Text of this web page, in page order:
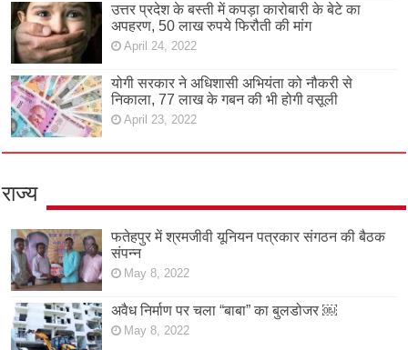
उत्तर प्रदेश के बस्ती में कपड़ा कारोबारी के बेटे का
अपहरण, 50 लाख रुपये फिरौती की मांग
April 24, 2022
योगी सरकार ने अधिशासी अभियंता को नौकरी से
निकाला, 77 लाख के गबन की भी होगी वसूली
April 23, 2022
राज्य
फतेहपुर में श्रमजीवी यूनियन पत्रकार संगठन की बैठक
संपन्न
May 8, 2022
अवैध निर्माण पर चला “बाबा” का बुलडोजर ￼
May 8, 2022